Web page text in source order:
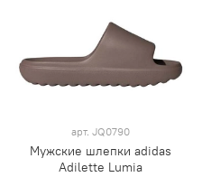
арт. JQ0790
Мужские шлепки adidas
Adilette Lumia